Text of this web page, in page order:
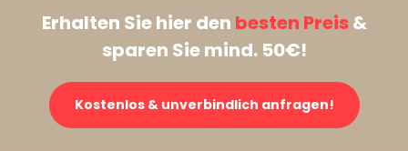
Erhalten Sie hier den besten Preis&
sparen Sie mind. 50€!
Kostenlos & unverbindlich anfragen!